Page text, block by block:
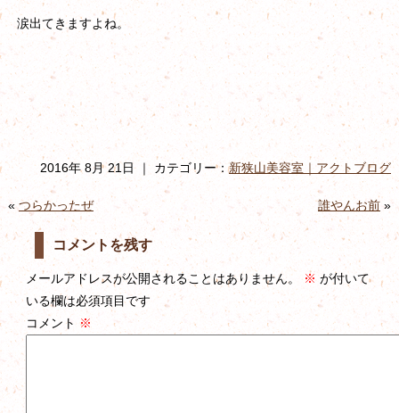
涙出てきますよね。
2016年 8月 21日 ｜ カテゴリー：新狭山美容室｜アクトブログ
« つらかったぜ 誰やんお前 »
コメントを残す
メールアドレスが公開されることはありません。 ※ が付いて
いる欄は必須項目です
コメント ※